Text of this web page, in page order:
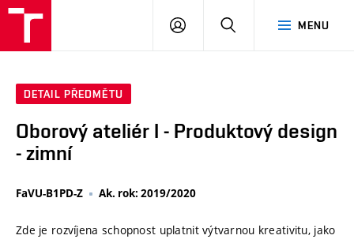
MENU
PŘIHLÁSIT
DETAIL PŘEDMĚTU
Oborový ateliér I - Produktový design
- zimní
FaVU-B1PD-Z Ak. rok: 2019/2020
Zde je rozvíjena schopnost uplatnit výtvarnou kreativitu, jako